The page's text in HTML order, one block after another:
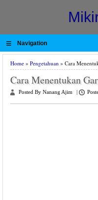
≡ Navigation
Home » Pengetahuan » Cara
Cara Menentukan
Posted By Nanang Ajim